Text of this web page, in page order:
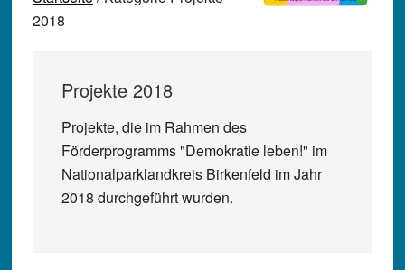
2018
Projekte 2018
Projekte, die im Rahmen des
Förderprogramms "Demokratie leben!" im
Nationalparklandkreis Birkenfeld im Jahr
2018 durchgeführt wurden.